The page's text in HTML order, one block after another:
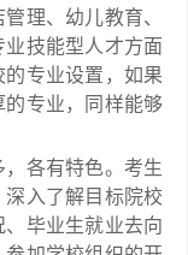
理、幼儿教育、
技能型人才方面
专业设置，如果
专业，同样能够
各有特色。考生
入了解目标院校
毕业生就业去向